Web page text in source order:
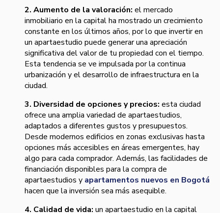
2. Aumento de la valoración: el mercado
inmobiliario en la capital ha mostrado un crecimiento
constante en los últimos años, por lo que invertir en
un apartaestudio puede generar una apreciación
significativa del valor de tu propiedad con el tiempo.
Esta tendencia se ve impulsada por la continua
urbanización y el desarrollo de infraestructura en la
ciudad.
3. Diversidad de opciones y precios: esta ciudad
ofrece una amplia variedad de apartaestudios,
adaptados a diferentes gustos y presupuestos.
Desde modernos edificios en zonas exclusivas hasta
opciones más accesibles en áreas emergentes, hay
algo para cada comprador. Además, las facilidades de
financiación disponibles para la compra de
apartaestudios y apartamentos nuevos en Bogotá
hacen que la inversión sea más asequible.
4. Calidad de vida: un apartaestudio en la capital